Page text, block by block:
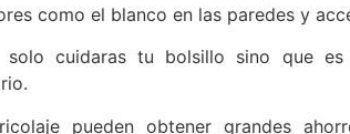
como el blanco en las paredes y
solo cuidaras tu bolsillo sino que
pueden obtener grandes